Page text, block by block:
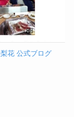
花 公式ブログ